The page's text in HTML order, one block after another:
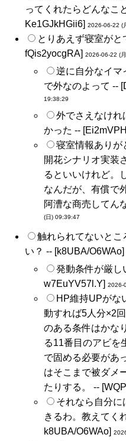
ってくれたらどんなこ
Ke1GJkHGii6] 2026-06-22 (
とりあえず寝室が
fQis2yocgRA] 2026-06-22 (
逆に自分なイ
で外なのよって -- [
19:38:29
外でさえなけ
かった -- [
寝室情報ありが
開花シナリオ実装
るといいけれど。
なんだが、有償で
阿漕な商売してん
(日) 09:39:47
触れられてないとこ
い？ -- [k8UBA/O6WAo]
発動条件が厳し
w7EuYV57l.Y] 2026-
HP維持UPがな
動すれば5人分×2
のある条件はかな
る11番目のアビを
で固める必要があ
はそこまで被ダメ
たりする。 -- [
それなら自分に
きるわ。教えてく
k8UBA/O6WAo]